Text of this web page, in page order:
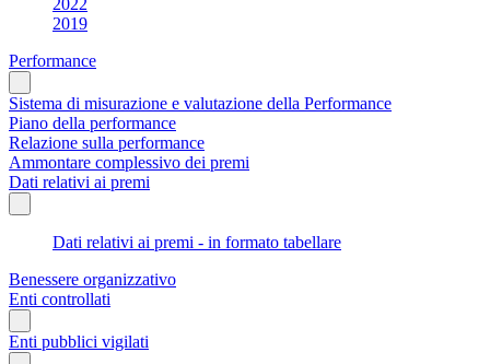
2019
Performance
Sistema di misurazione e valutazione della Performance
Piano della performance
Relazione sulla performance
Ammontare complessivo dei premi
Dati relativi ai premi
Dati relativi ai premi - in formato tabellare
Benessere organizzativo
Enti controllati
Enti pubblici vigilati